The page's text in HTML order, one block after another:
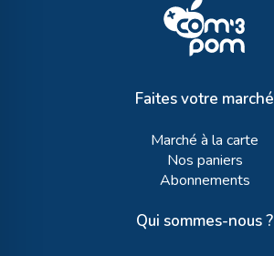
Faites votre marché
Marché à la carte
Nos paniers
Abonnements
Qui sommes-nous ?